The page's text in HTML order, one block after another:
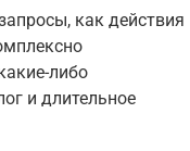
как действия
либо
и длительное